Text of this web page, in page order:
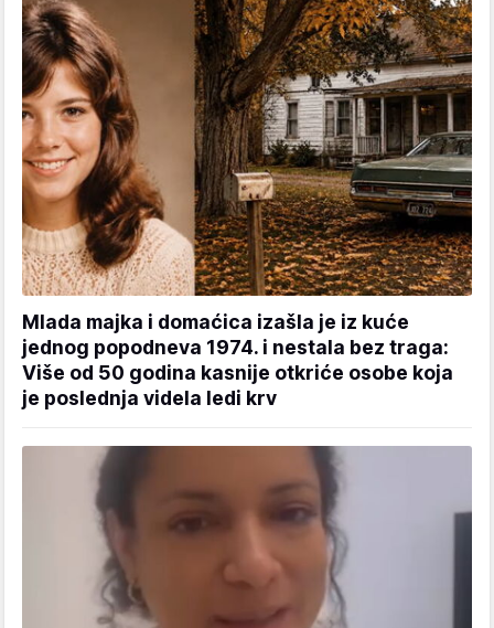
Mlada majka i domaćica izašla je iz kuće
jednog popodneva 1974. i nestala bez traga:
Više od 50 godina kasnije otkriće osobe koja
je poslednja videla ledi krv